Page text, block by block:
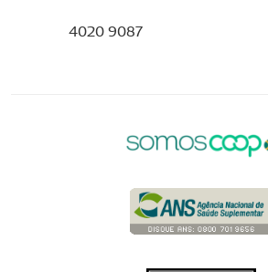
4020 9087